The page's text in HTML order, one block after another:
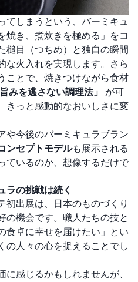
てしまうという、バーミキュ
焼き、煮炊きを極める」をコ
槌目（つちめ）と独自の瞬間
な火入れを実現します。さら
ことで、焼きつけながら食材
旨みを逃さない調理法」
が可
きっと感動的なおいしさに変
や今後のバーミキュラブラン
ンセプトモデルも展示される
ているのか、想像するだけで
ラの挑戦は続く
初出展は、日本のものづくり
の機会です。職人たちの技と
食卓に幸せを届けたい」とい
の人々の心を捉えることでし
感じるかもしれませんが、